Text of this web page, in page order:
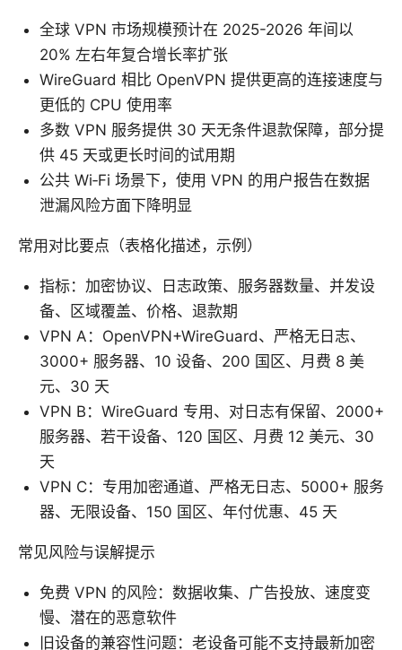
全球 VPN 市场规模预计在 2025-2026 年间以
20% 左右年复合增长率扩张
WireGuard 相比 OpenVPN 提供更高的连接速度与
更低的 CPU 使用率
多数 VPN 服务提供 30 天无条件退款保障，部分提
供 45 天或更长时间的试用期
公共 Wi‑Fi 场景下，使用 VPN 的用户报告在数据
泄漏风险方面下降明显
常用对比要点（表格化描述，示例）
指标：加密协议、日志政策、服务器数量、并发设
备、区域覆盖、价格、退款期
VPN A：OpenVPN+WireGuard、严格无日志、
3000+ 服务器、10 设备、200 国区、月费 8 美
元、30 天
VPN B：WireGuard 专用、对日志有保留、2000+
服务器、若干设备、120 国区、月费 12 美元、30
天
VPN C：专用加密通道、严格无日志、5000+ 服务
器、无限设备、150 国区、年付优惠、45 天
常见风险与误解提示
免费 VPN 的风险：数据收集、广告投放、速度变
慢、潜在的恶意软件
旧设备的兼容性问题：老设备可能不支持最新加密